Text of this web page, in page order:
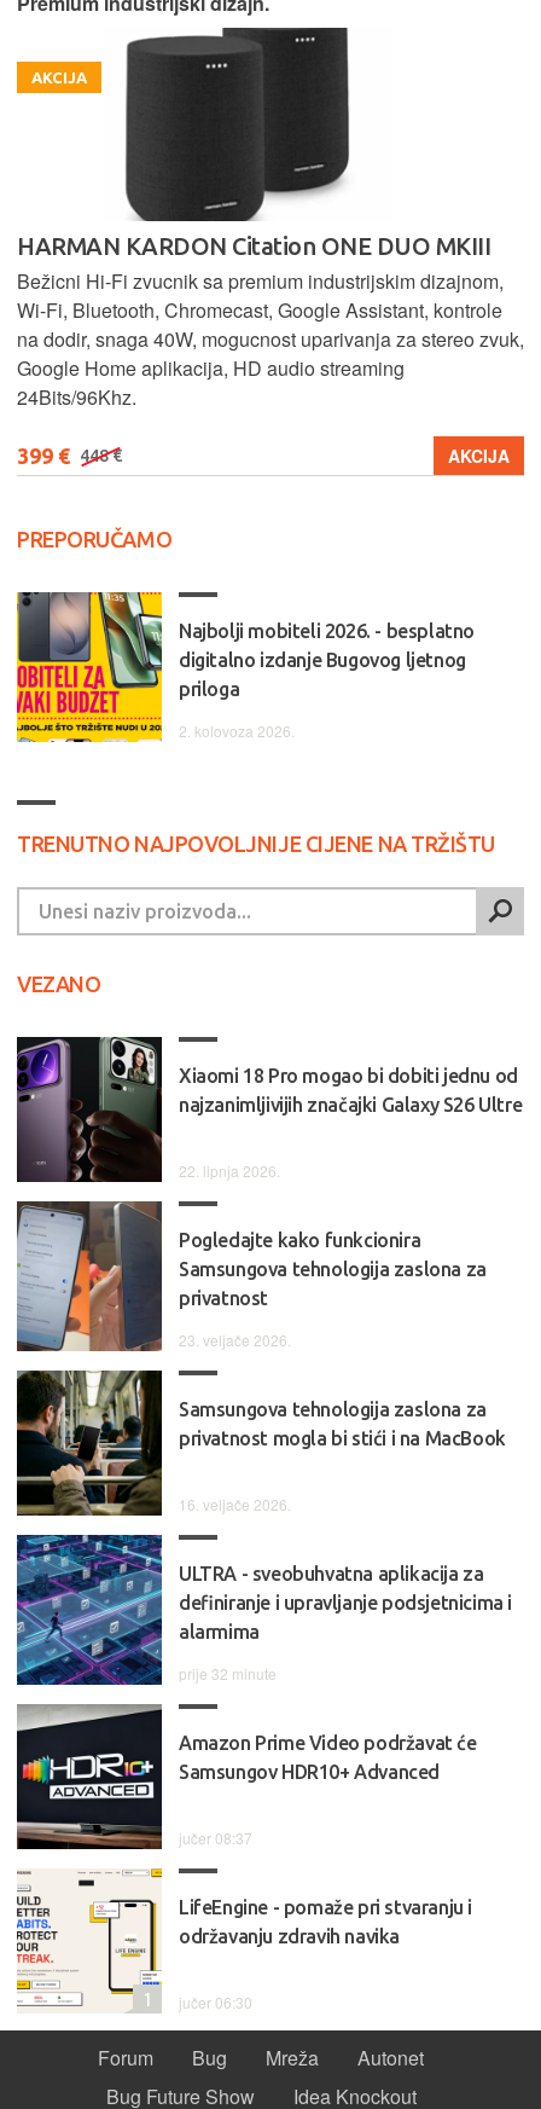
AKCIJA
HARMAN KARDON Citation ONE DUO MKIII
Bežicni Hi-Fi zvucnik sa premium industrijskim dizajnom,
Wi-Fi, Bluetooth, Chromecast, Google Assistant, kontrole
na dodir, snaga 40W, mogucnost uparivanja za stereo zvuk,
Google Home aplikacija, HD audio streaming
24Bits/96Khz.
399 € 448 € AKCIJA
PREPORUČAMO
Najbolji mobiteli 2026. - besplatno
digitalno izdanje Bugovog ljetnog
priloga
2. kolovoza 2026.
TRENUTNO NAJPOVOLJNIJE CIJENE NA TRŽIŠTU
VEZANO
Xiaomi 18 Pro mogao bi dobiti jednu od
najzanimljivijih značajki Galaxy S26 Ultre
22. lipnja 2026.
Pogledajte kako funkcionira
Samsungova tehnologija zaslona za
privatnost
23. veljače 2026.
Samsungova tehnologija zaslona za
privatnost mogla bi stići i na MacBook
16. veljače 2026.
ULTRA - sveobuhvatna aplikacija za
definiranje i upravljanje podsjetnicima i
alarmima
prije 32 minute
Amazon Prime Video podržavat će
Samsungov HDR10+ Advanced
jučer 08:37
LifeEngine - pomaže pri stvaranju i
održavanju zdravih navika
jučer 06:30
1
Forum Bug Mreža
Autonet
Bug Future Show
Idea Knockout